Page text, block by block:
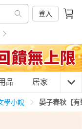
登入
品 居家 3C
學小說 晏子春秋【有